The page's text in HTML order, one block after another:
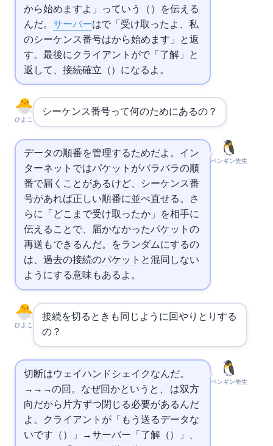
から始めますよ」っていうISN（Initial Sequence Number）を伝える
んだ。 サーバーはSYN-ACKで「受け取ったよ、私
のシーケンス番号は5000から始めます」と返
す。最後にクライアントがACKで「了解」と
返して、接続確立（ESTABLISHED）になるよ。
ひよこ
シーケンス番号って何のためにあるの？
ペンギン先生
データの順番を管理するためだよ。イン
ターネットではパケット がバラバラの順
番で届くことがあるけど、シーケンス番
号があれば正しい順番に並べ直せる。さ
らに「どこまで受け取ったか」を相手に
伝えることで、届かなかったパケット の
再送もできるんだ。ISNをランダムにするの
は、過去の接続のパケット と混同しない
ようにする意味もあるよ。
ひよこ
接続を切るときも同じように3回やりとりする
の？
ペンギン先生
切断は4ウェイハンドシェイクなんだ。
FIN→ACK→FIN→ACKの4回。なぜ4回かというと、 は双方
向だから片方ずつ閉じる必要があるんだ
よ。クライアントが「もう送るデータな
いです（FIN）」→サーバー 「了解（ACK）」、